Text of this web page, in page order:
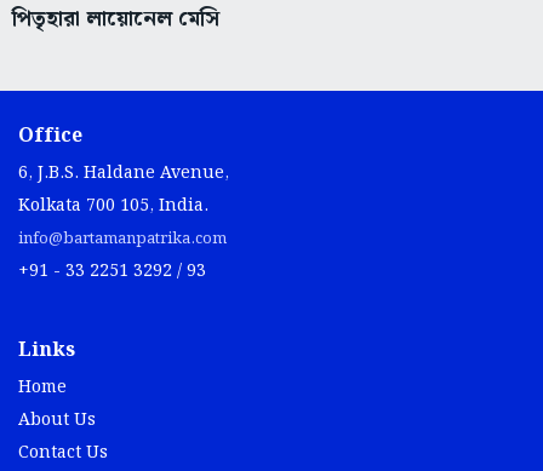
পিতৃহারা লায়োনেল মেসি
Office
6, J.B.S. Haldane Avenue,
Kolkata 700 105, India.
info@bartamanpatrika.com
+91 - 33 2251 3292 / 93
Links
Home
About Us
Contact Us